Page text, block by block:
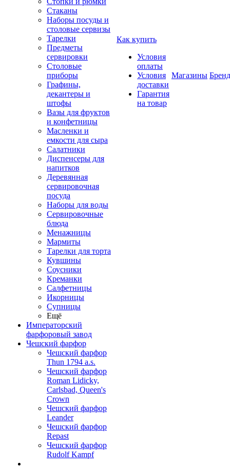
Стаканы
Наборы посуды и
столовые сервизы
Тарелки
Предметы
сервировки
Столовые
приборы
Графины,
декантеры и
штофы
Вазы для фруктов
и конфетницы
Масленки и
емкости для сыра
Салатники
Диспенсеры для
напитков
Деревянная
сервировочная
посуда
Наборы для воды
Сервировочные
блюда
Менажницы
Мармиты
Тарелки для торта
Кувшины
Соусники
Креманки
Салфетницы
Икорницы
Супницы
Ещё
Императорский
фарфоровый завод
Чешский фарфор
Чешский фарфор
Thun 1794 a.s.
Чешский фарфор
Roman Lidicky,
Carlsbad, Queen's
Crown
Чешский фарфор
Leander
Чешский фарфор
Repast
Чешский фарфор
Rudolf Kampf
Как купить
Условия
оплаты
Условия
доставки
Гарантия
на товар
Магазины